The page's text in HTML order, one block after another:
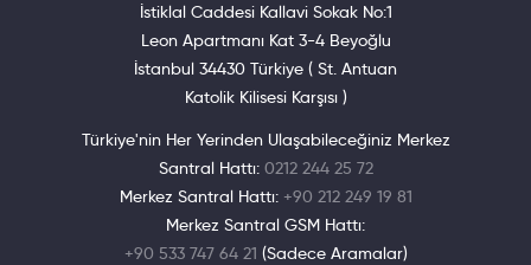
İstiklal Caddesi Kallavi Sokak No:1
Leon Apartmanı Kat 3-4 Beyoğlu
İstanbul 34430 Türkiye ( St. Antuan
Katolik Kilisesi Karşısı )
Türkiye'nin Her Yerinden Ulaşabileceğiniz Merkez
Santral Hattı: 0212 244 25 72
Merkez Santral Hattı: +90 212 249 19 81
Merkez Santral GSM Hattı:
+90 533 747 64 21 (Sadece Aramalar)